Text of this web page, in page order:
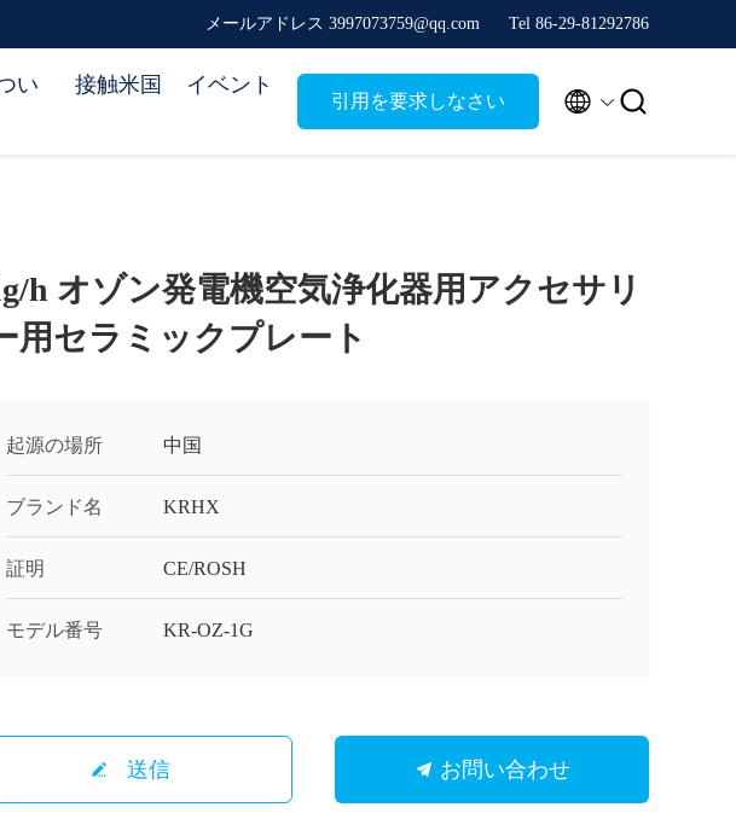
メールアドレス 3997073759@qq.com Tel 86-29-81292786
い
接触米国 イベント
引用を要求しなさい  
h オゾン発電機空気浄化器用アクセサリ
用セラミックプレート
起源の場所 中国
ブランド名 KRHX
証明 CE/ROSH
モデル番号 KR-OZ-1G
送信 お問い合わせ